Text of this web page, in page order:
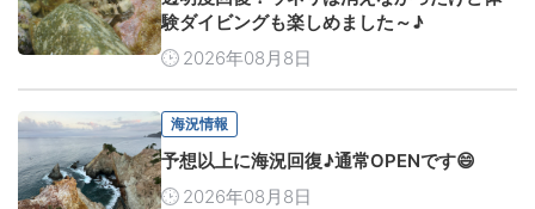
験ダイビングも楽しめました～♪
2026年08月8日
海況情報
予想以上に海況回復♪通常OPENです😄
2026年08月8日